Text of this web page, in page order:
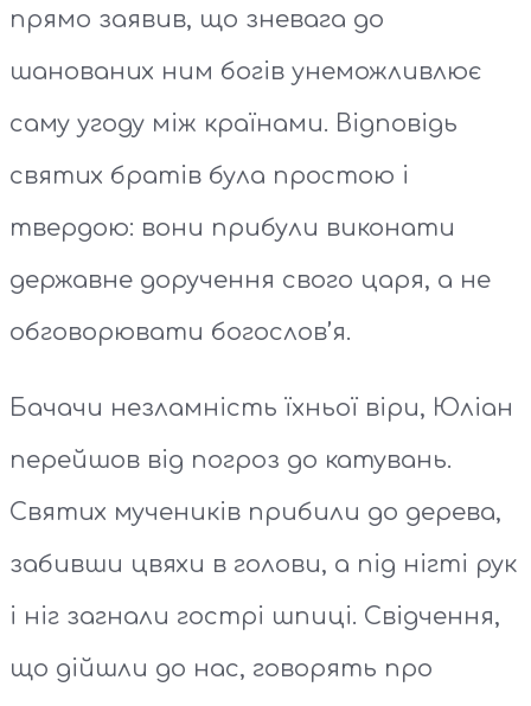
прямо заявив, що зневага до
шанованих ним богів унеможливлює
саму угоду між країнами. Відповідь
святих братів була простою і
твердою: вони прибули виконати
державне доручення свого царя, а не
обговорювати богослов’я.
Бачачи незламність їхньої віри, Юліан
перейшов від погроз до катувань.
Святих мучеників прибили до дерева,
забивши цвяхи в голови, а під нігті рук
і ніг загнали гострі шпиці. Свідчення,
що дійшли до нас, говорять про